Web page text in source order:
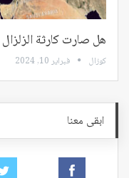
هل صارت كارثة الزلزال
كوزال فبراير 10, 2024
ابقى معنا